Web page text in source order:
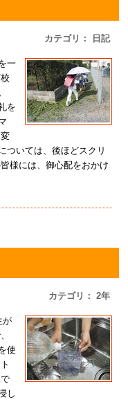
カテゴリ： 日記
一
を
ついては、後ほどスクリ
様には、御心配をおかけ
カテゴリ： 2年
が
使
し